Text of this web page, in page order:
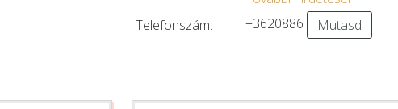
Telefonszám:
+3620886 Mutasd